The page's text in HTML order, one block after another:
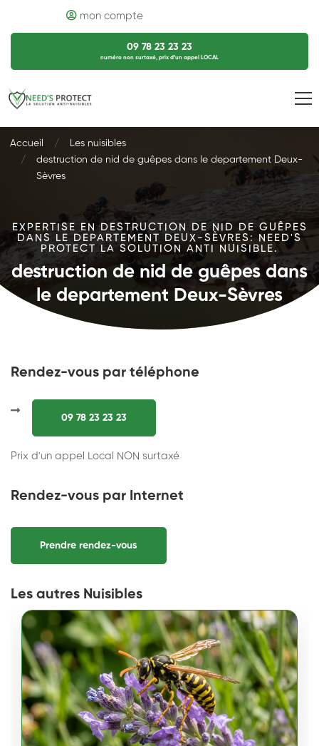
mon compte
09 78 23 23 23
numéro non surtaxé, prix d’un appel LOCAL
Accueil
Les nuisibles
destruction de nid de guêpes dans le departement Deux-
Sèvres
EXPERTISE EN DESTRUCTION DE NID DE GUÊPES
DANS LE DEPARTEMENT DEUX-SÈVRES: NEED'S
PROTECT LA SOLUTION ANTI NUISIBLE.
destruction de nid de guêpes dans
le departement Deux-Sèvres
Rendez-vous par téléphone
09 78 23 23 23
Prix d'un appel Local NON surtaxé
Rendez-vous par Internet
Prendre rendez-vous
Les autres Nuisibles